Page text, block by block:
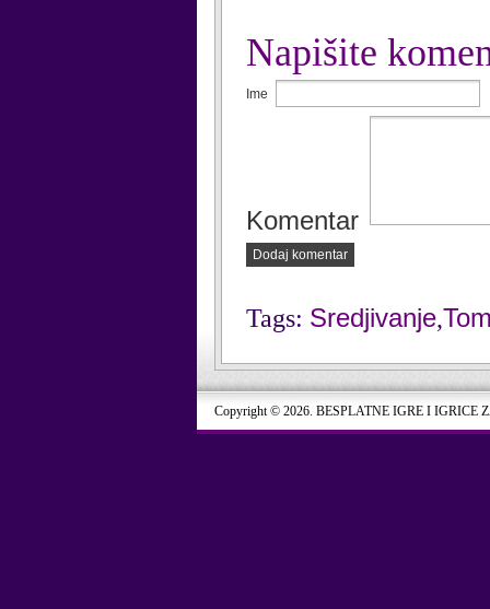
Napišite
Ime
Komentar
Dodaj komentar
Tags: Sredjivanje,
Copyright © 2026. BESPLATNE IGRE I IGRICE